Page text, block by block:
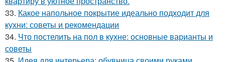
33. Какое напольное покрытие идеально подходит для
кухни: советы и рекомендации
34. Что постелить на пол в кухне: основные варианты и
советы